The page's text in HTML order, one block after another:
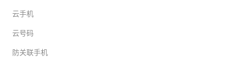
云手机
云号码
防关联手机